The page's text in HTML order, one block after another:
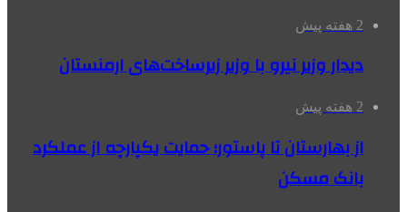
2 هفته پیش
دیدار وزیر نیرو با وزیر زیرساخت‌های ارمنستان
2 هفته پیش
از بهارستان تا پاستور؛ حمایت یکپارچه از عملکرد
بانک مسکن